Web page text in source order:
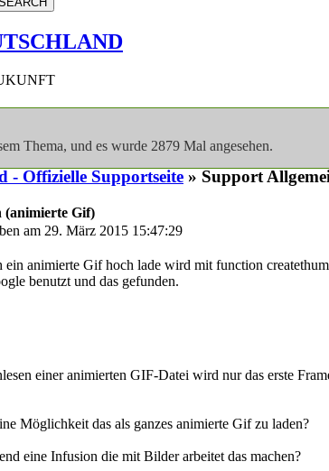
Thema, und es wurde 2879 Mal angesehen.
- Offizielle Supportseite » Support
(animierte Gif)
am 29. März 2015 15:47:29
ein animierte Gif hoch lade wird mit function
benutzt und das gefunden.
einer animierten GIF-Datei wird nur das erste
Möglichkeit das als ganzes animierte Gif zu laden?
eine Infusion die mit Bilder arbeitet das machen?